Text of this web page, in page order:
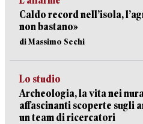
Caldo record nell’isola,
non bastano»
di Massimo Sechi
Lo studio
Archeologia, la vita nei
affascinanti scoperte sugli
un team di ricercatori